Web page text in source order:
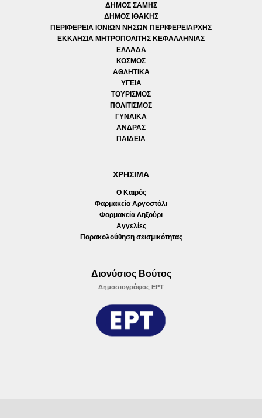
ΔΗΜΟΣ ΣΑΜΗΣ
ΔΗΜΟΣ ΙΘΑΚΗΣ
ΠΕΡΙΦΕΡΕΙΑ ΙΟΝΙΩΝ ΝΗΣΩΝ ΠΕΡΙΦΕΡΕΙΑΡΧΗΣ
ΕΚΚΛΗΣΙΑ ΜΗΤΡΟΠΟΛΙΤΗΣ ΚΕΦΑΛΛΗΝΙΑΣ
ΕΛΛΑΔΑ
ΚΟΣΜΟΣ
ΑΘΛΗΤΙΚΑ
ΥΓΕΙΑ
ΤΟΥΡΙΣΜΟΣ
ΠΟΛΙΤΙΣΜΟΣ
ΓΥΝΑΙΚΑ
ΑΝΔΡΑΣ
ΠΑΙΔΕΙΑ
ΧΡΗΣΙΜΑ
Ο Καιρός
Φαρμακεία Αργοστόλι
Φαρμακεία Ληξούρι
Αγγελίες
Παρακολούθηση σεισμικότητας
Διονύσιος Βούτος
Δημοσιογράφος ΕΡΤ